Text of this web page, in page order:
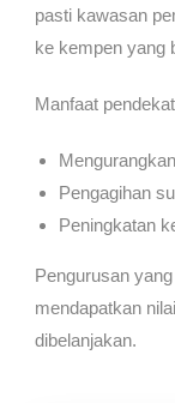
pasti kawasan
ke kempen yang
Manfaat
Pengagihan
Peningkatan
Pengurusan
mendapatkan
dibelanjakan.